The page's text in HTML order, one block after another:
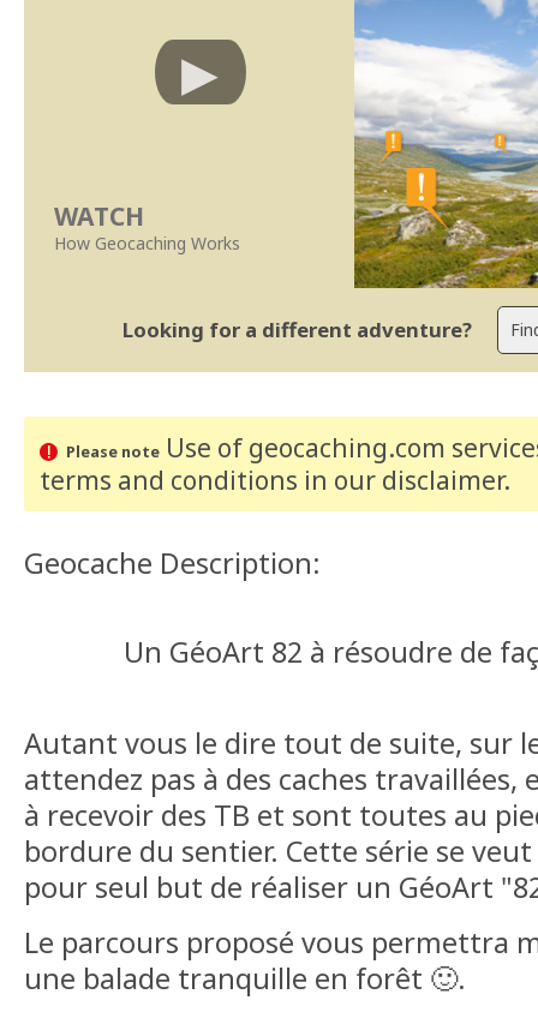
WATCH
How Geocaching Works
Looking for a different adventure?
Please noteUse of geocaching.com
terms and conditions in our disclaimer.
Geocache Description:
Un GéoArt 82 à résoudre de
Autant vous le dire tout de suite, sur
attendez pas à des caches travaillées,
à recevoir des TB et sont toutes au
bordure du sentier. Cette série se
pour seul but de réaliser un GéoArt
Le parcours proposé vous permettra
une balade tranquille en forêt 🙂.